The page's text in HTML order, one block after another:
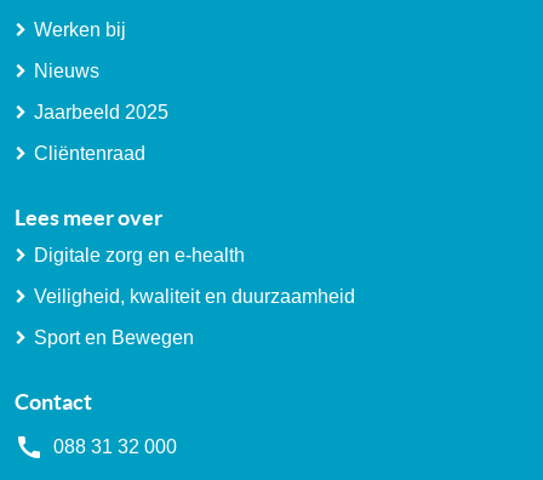
Werken bij
Nieuws
Jaarbeeld 2025
Cliëntenraad
Lees meer over
Digitale zorg en e-health
Veiligheid, kwaliteit en duurzaamheid
Sport en Bewegen
Contact
088 31 32 000